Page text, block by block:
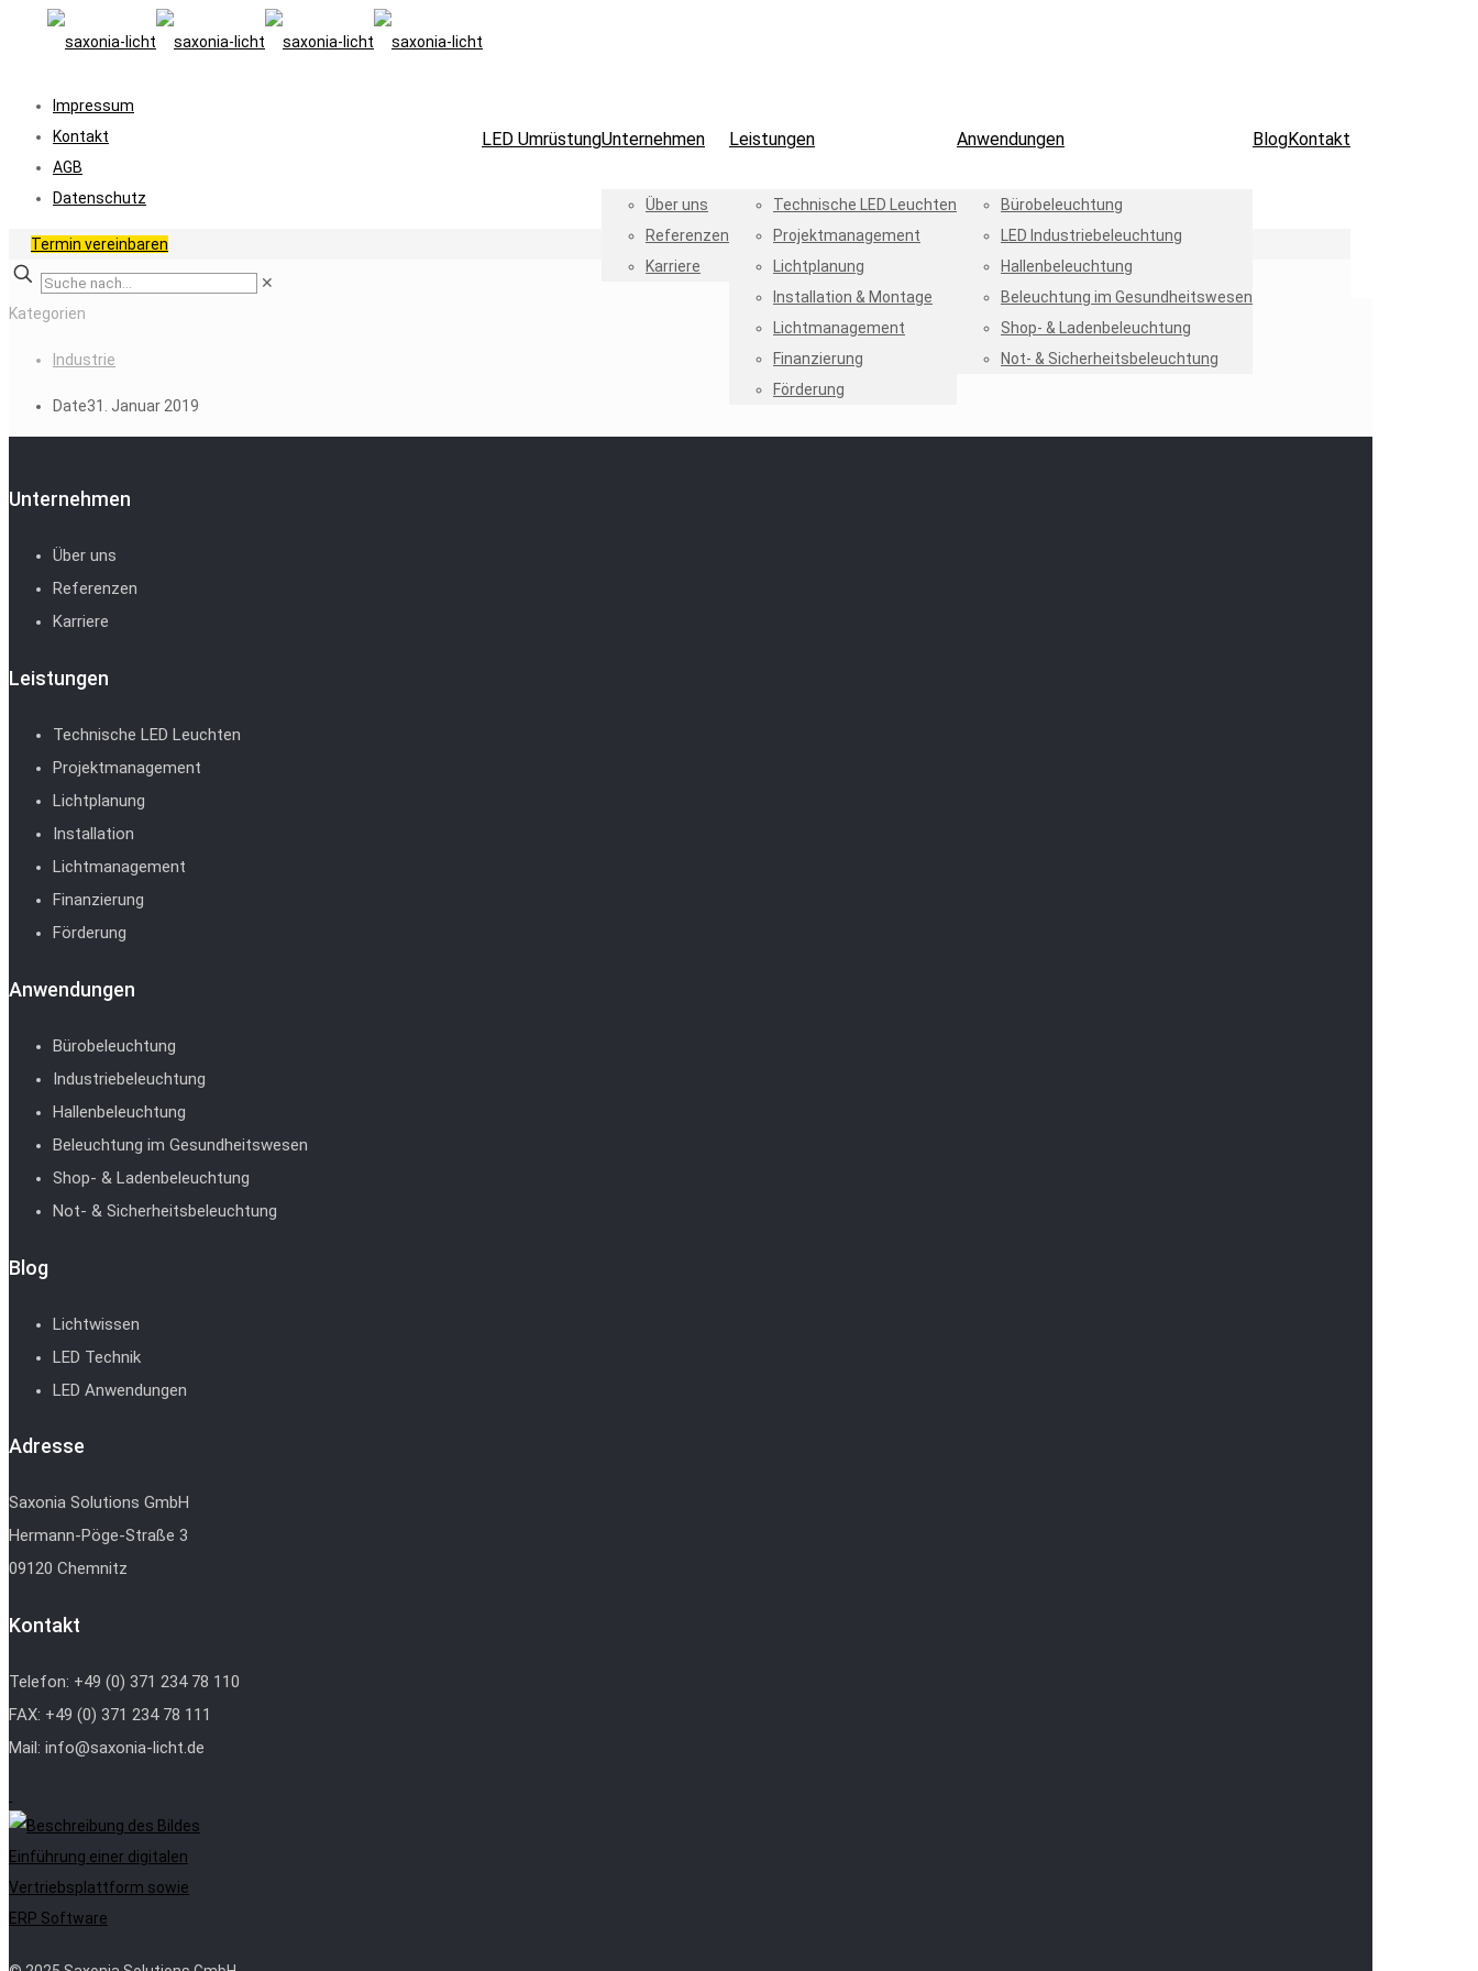
LED UmrüstungUnternehmen
Über uns
Referenzen
Karriere
Leistungen
Technische LED Leuchten
Projektmanagement
Lichtplanung
Installation & Montage
Lichtmanagement
Finanzierung
Förderung
Anwendungen
Bürobeleuchtung
LED Industriebeleuchtung
Hallenbeleuchtung
Beleuchtung im Gesundheitswesen
Shop- & Ladenbeleuchtung
Not- & Sicherheitsbeleuchtung
BlogKontakt
Impressum
Kontakt
AGB
Datenschutz
Termin vereinbaren
✕
Kategorien
Industrie
Date31. Januar 2019
Unternehmen
Über uns
Referenzen
Karriere
Leistungen
Technische LED Leuchten
Projektmanagement
Lichtplanung
Installation
Lichtmanagement
Finanzierung
Förderung
Anwendungen
Bürobeleuchtung
Industriebeleuchtung
Hallenbeleuchtung
Beleuchtung im Gesundheitswesen
Shop- & Ladenbeleuchtung
Not- & Sicherheitsbeleuchtung
Blog
Lichtwissen
LED Technik
LED Anwendungen
Adresse
Saxonia Solutions GmbH
Hermann-Pöge-Straße 3
09120 Chemnitz
Kontakt
Telefon: +49 (0) 371 234 78 110
FAX: +49 (0) 371 234 78 111
Mail: info@saxonia-licht.de
Einführung einer digitalen
Vertriebsplattform sowie
ERP Software